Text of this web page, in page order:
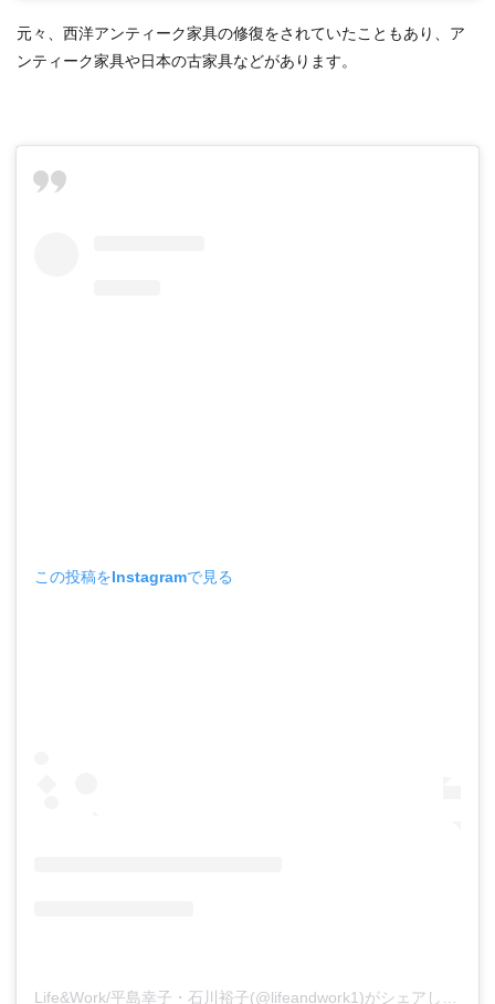
元々、西洋アンティーク家具の修復をされていたこともあり、ア
ンティーク家具や日本の古家具などがあります。
この投稿をInstagramで見る
Life&Work/平島幸子・石川裕子(@lifeandwork1)がシェアした投稿